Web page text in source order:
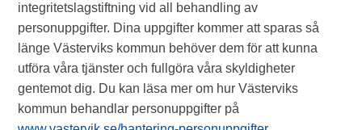
integritetslagstiftning vid all behandling av
personuppgifter. Dina uppgifter kommer att sparas så
länge Västerviks kommun behöver dem för att kunna
utföra våra tjänster och fullgöra våra skyldigheter
gentemot dig. Du kan läsa mer om hur Västerviks
kommun behandlar personuppgifter på